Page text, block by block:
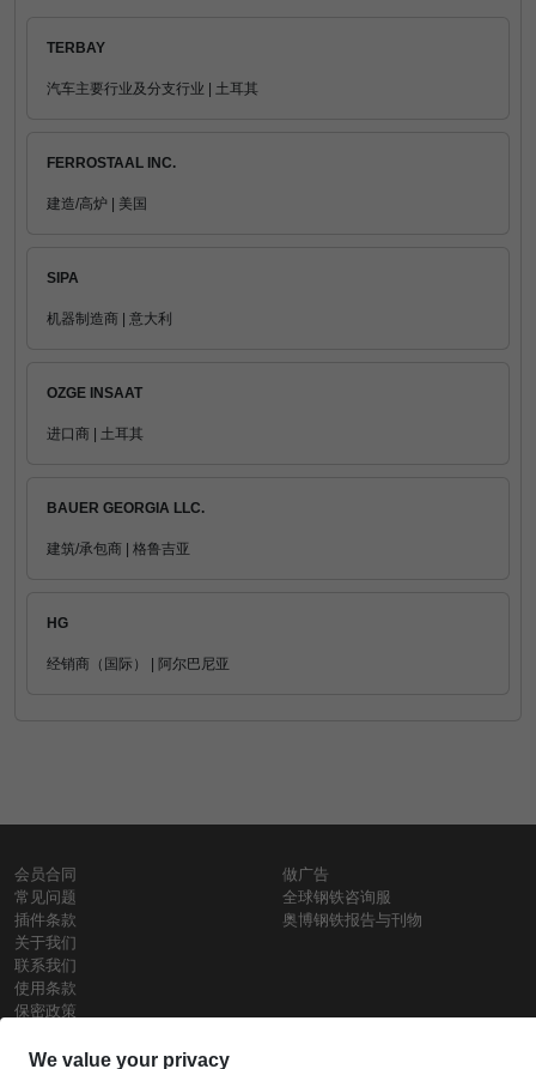
TERBAY
汽车主要行业及分支行业 | 土耳其
FERROSTAAL INC.
建造/高炉 | 美国
SIPA
机器制造商 | 意大利
OZGE INSAAT
进口商 | 土耳其
BAUER GEORGIA LLC.
建筑/承包商 | 格鲁吉亚
HG
经销商（国际） | 阿尔巴尼亚
会员合同
常见问题
插件条款
关于我们
联系我们
使用条款
保密政策
做广告
全球钢铁咨询服
奥博钢铁报告与刊物